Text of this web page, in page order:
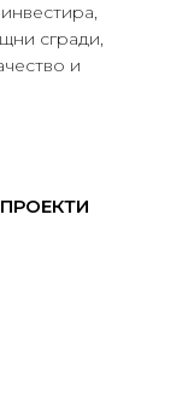
сгради,
и